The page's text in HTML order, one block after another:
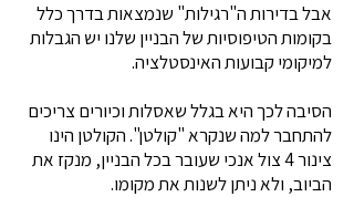
אבל בדירות ה"רגילות" שנמצאות בדרך כלל
בקומות הטיפוסיות של הבניין שלנו יש הגבלות
למיקומי קבועות האינסטלציה.
הסיבה לכך היא בגלל שאסלות וכיורים צריכים
להתחבר למה שנקרא "קולטן". הקולטן הינו
צינור 4 צול אנכי שעובר בכל הבניין, מנקז את
הביוב, ולא ניתן לשנות את מקומו.